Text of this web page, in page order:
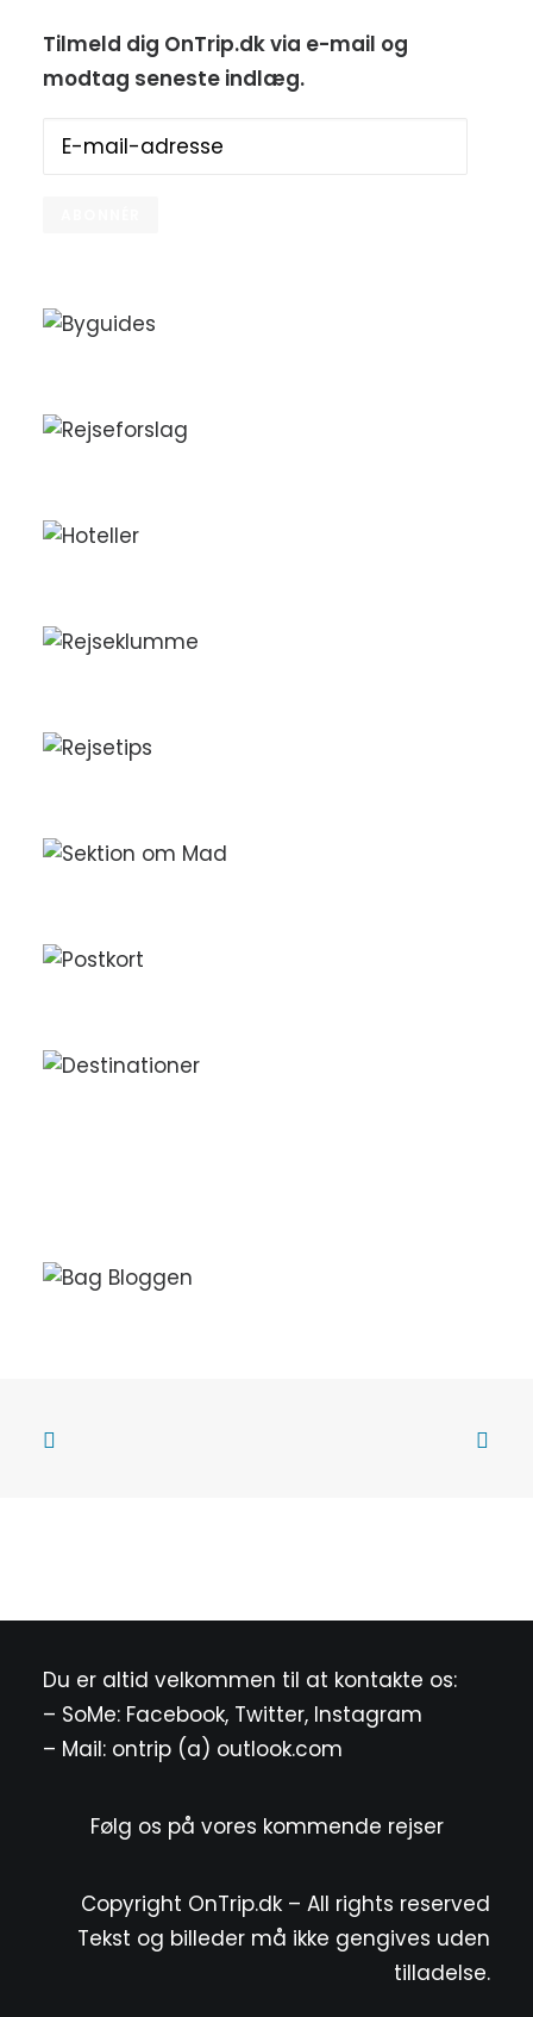
Tilmeld dig OnTrip.dk via e-mail og
modtag seneste indlæg.
Du er altid velkommen til at kontakte os:
– SoMe: Facebook, Twitter, Instagram
– Mail: ontrip (a) outlook.com
Følg os på vores kommende rejser
Copyright OnTrip.dk – All rights reserved
Tekst og billeder må ikke gengives uden
tilladelse.